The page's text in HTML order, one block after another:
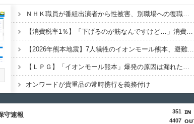
ＮＨＫ職員が番組出演者から性被害、別職場への復職希望に応じない不適切対応…メディア総局長が陳謝
【消費税率1％】「下げるのが筋なんですけど…」消費減税で値下がりする分と同じだけ商品を値上げして店頭価格を変えない店も
【2026年熊本地震】7人犠牲のイオンモール熊本、避難後になぜ再入館? 生存したテナント従業員ら証言、浮かび上がる実態
【ＬＰＧ】「イオンモール熊本」爆発の原因は漏れた液化石油ガスか…経産省、全国の大規模施設でガス供給設備の点検要請
オンワードが貴重品の常時携行を義務付け
351
4407
守速報